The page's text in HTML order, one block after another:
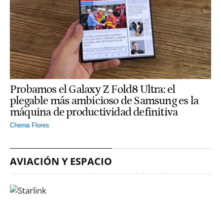
Probamos el Galaxy Z Fold8 Ultra: el
plegable más ambicioso de Samsung es la
máquina de productividad definitiva
Chema Flores
AVIACIÓN Y ESPACIO